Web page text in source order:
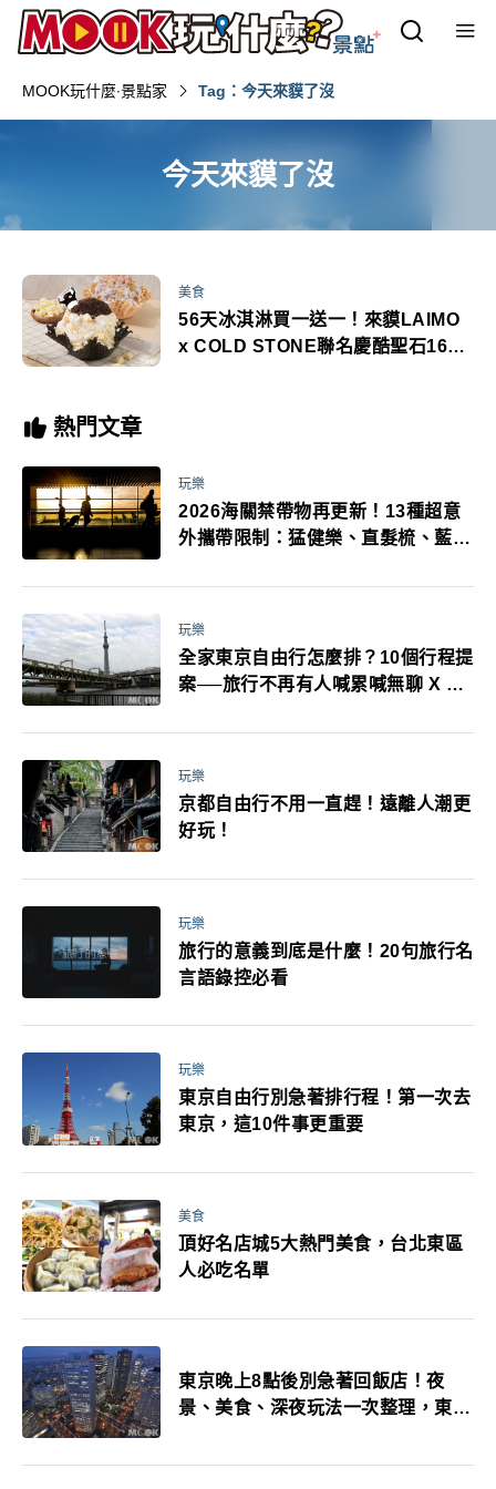
MOOK玩什麼‧景點家 Tag：今天來貘了沒
今天來貘了沒
美食
56天冰淇淋買一送一！來貘LAIMO
x COLD STONE聯名慶酷聖石16周
熱門文章
玩樂
2026海關禁帶物再更新！13種超意
外攜帶限制：猛健樂、直髮梳、藍牙
萬！注意事項一次看！
玩樂
全家東京自由行怎麼排？10個行程提
案──旅行不再有人喊累喊無聊 X 爸
玩樂
京都自由行不用一直趕！遠離人潮更
好玩！
玩樂
旅行的意義到底是什麼！20句旅行名
言語錄控必看
玩樂
東京自由行別急著排行程！第一次去
東京，這10件事更重要
美食
頂好名店城5大熱門美食，台北東區
人必吃名單
東京晚上8點後別急著回飯店！夜
景、美食、深夜玩法一次整理，東京